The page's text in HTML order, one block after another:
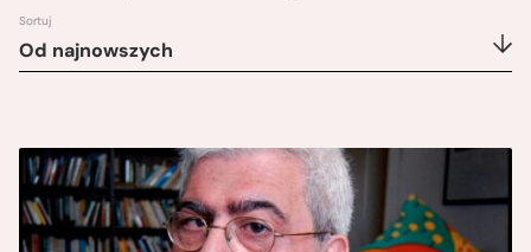
Sortuj
Od najnowszych